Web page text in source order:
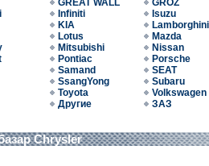
GREAT WALL
GROZ
Infiniti
Isuzu
KIA
Lamborghini
Lotus
Mazda
Mitsubishi
Nissan
Pontiac
Porsche
Samand
SEAT
SsangYong
Subaru
Toyota
Volkswagen
Другие
ЗАЗ
Chrysler